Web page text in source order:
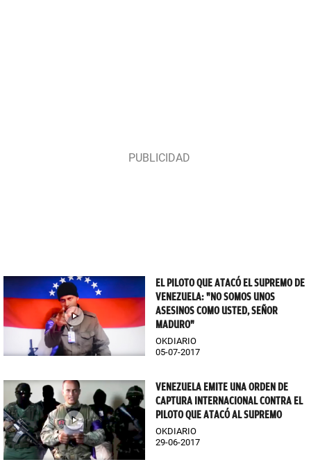
EL PILOTO QUE ATACÓ EL SUPREMO DE
VENEZUELA: "NO SOMOS UNOS
ASESINOS COMO USTED, SEÑOR
MADURO"
OKDIARIO
05-07-2017
VENEZUELA EMITE UNA ORDEN DE
CAPTURA INTERNACIONAL CONTRA EL
PILOTO QUE ATACÓ AL SUPREMO
OKDIARIO
29-06-2017